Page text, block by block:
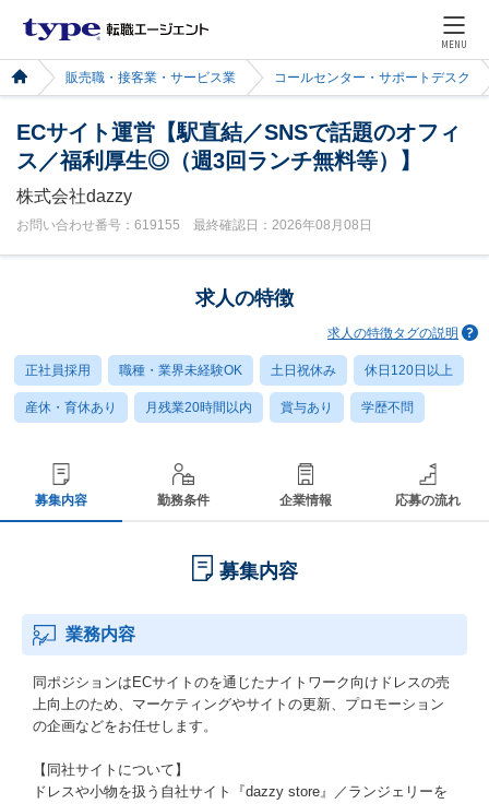
MENU
販売職・接客業・サービス業 コールセンター・サポートデスク
ECサイト運営【駅直結／SNSで話題のオフィ
ス／福利厚生◎（週3回ランチ無料等）】
株式会社dazzy
お問い合わせ番号：619155 最終確認日：2026年08月08日
求人の特徴
求人の特徴タグの説明
正社員採用 職種・業界未経験OK 土日祝休み 休日120日以上
産休・育休あり 月残業20時間以内 賞与あり 学歴不問
募集内容 勤務条件 企業情報 応募の流れ
募集内容
業務内容
同ポジションはECサイトのを通じたナイトワーク向けドレスの売
上向上のため、マーケティングやサイトの更新、プロモーション
の企画などをお任せします。
【同社サイトについて】
ドレスや小物を扱う自社サイト『dazzy store』／ランジェリーを